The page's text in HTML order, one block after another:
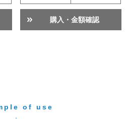
購入・金額確認
of use